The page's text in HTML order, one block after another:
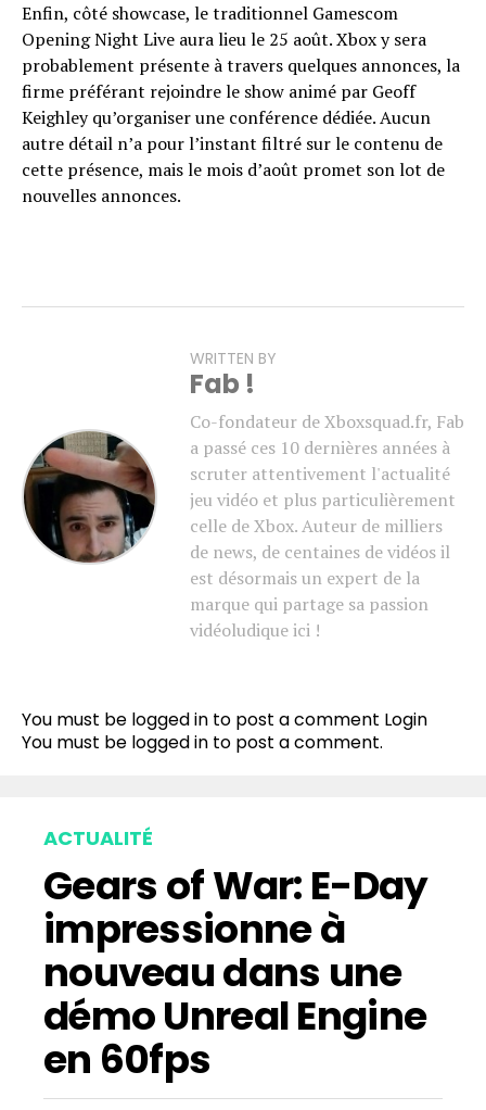
Enfin, côté showcase, le traditionnel Gamescom
Opening Night Live aura lieu le 25 août. Xbox y sera
probablement présente à travers quelques annonces, la
firme préférant rejoindre le show animé par Geoff
Keighley qu’organiser une conférence dédiée. Aucun
autre détail n’a pour l’instant filtré sur le contenu de
cette présence, mais le mois d’août promet son lot de
nouvelles annonces.
WRITTEN BY
Fab !
Co-fondateur de Xboxsquad.fr, Fab
a passé ces 10 dernières années à
scruter attentivement l'actualité
jeu vidéo et plus particulièrement
celle de Xbox. Auteur de milliers
de news, de centaines de vidéos il
est désormais un expert de la
marque qui partage sa passion
vidéoludique ici !
You must be logged in to post a comment Login
You must be logged in to post a comment.
ACTUALITÉ
Gears of War: E-Day
impressionne à
nouveau dans une
démo Unreal Engine
en 60fps